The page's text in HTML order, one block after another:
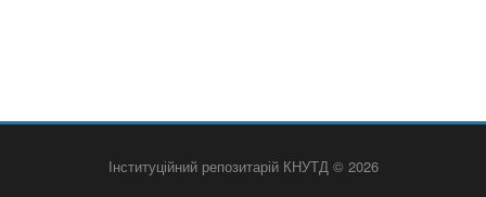
Інституційний репозитарій КНУТД © 2026